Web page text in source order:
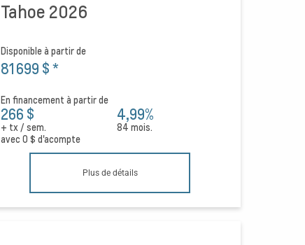
Tahoe 2026
Disponible à partir de
81 699 $*
En financement à partir de
266 $
+ tx / sem.
4,99%
84 mois.
avec 0 $ d'acompte
Plus de détails